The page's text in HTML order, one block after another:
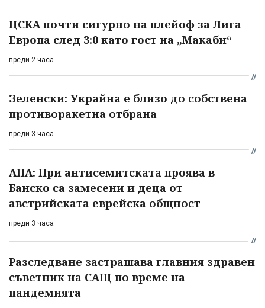
ЦСКА почти сигурно на плейоф за Лига
Европа след 3:0 като гост на „Макаби“
преди 2 часа
Зеленски: Украйна е близо до собствена
противоракетна отбрана
преди 3 часа
АПА: При антисемитската проява в
Банско са замесени и деца от
австрийската еврейска общност
преди 3 часа
Разследване застрашава главния здравен
съветник на САЩ по време на
пандемията